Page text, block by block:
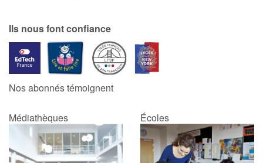
Ils nous font confiance
Nos abonnés témoignent
Médiathèques Écoles